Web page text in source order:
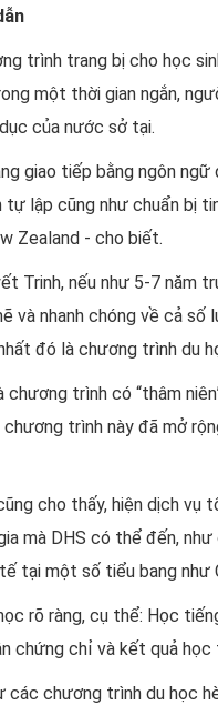
trình trang bị cho học
một thời gian ngắn,
của nước sở tại.
giao tiếp bằng ngôn
lập cũng như chuẩn bị
Zealand - cho biết.
Trinh, nếu như 5-7 năm
và nhanh chóng về cả
đó là chương trình du
chương trình có “thâm
chương trình này đã mở
cho thấy, hiện dịch
mà DHS có thể đến,
tại một số tiểu bang như
rõ ràng, cụ thể: Học
chứng chỉ và kết quả học
các chương trình du học